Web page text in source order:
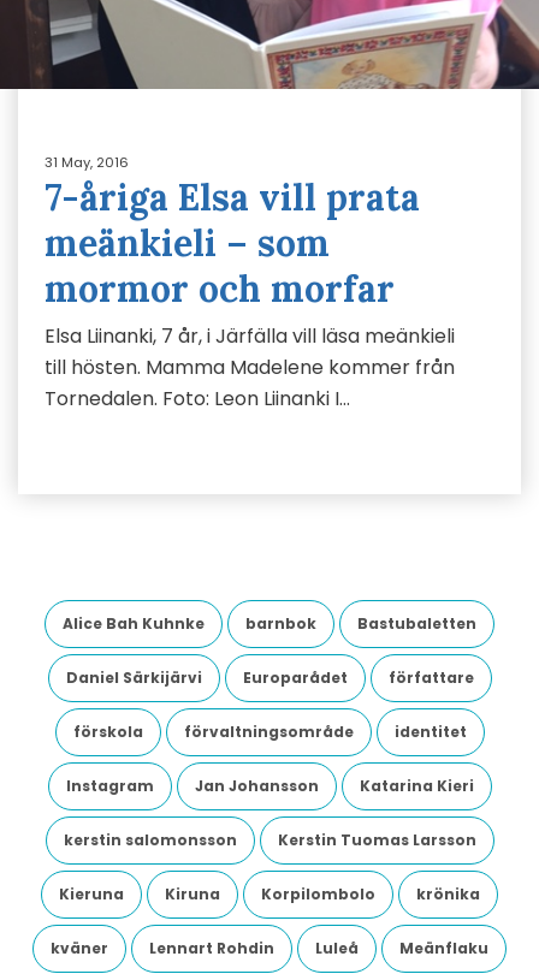
31 May, 2016
7-åriga Elsa vill prata
meänkieli – som
mormor och morfar
Elsa Liinanki, 7 år, i Järfälla vill läsa meänkieli
till hösten. Mamma Madelene kommer från
Tornedalen. Foto: Leon Liinanki I…
Alice Bah Kuhnke barnbok Bastubaletten
Daniel Särkijärvi Europarådet författare
förskola förvaltningsområde identitet
Instagram Jan Johansson Katarina Kieri
kerstin salomonsson Kerstin Tuomas Larsson
Kieruna Kiruna Korpilombolo krönika
kväner Lennart Rohdin Luleå Meänflaku